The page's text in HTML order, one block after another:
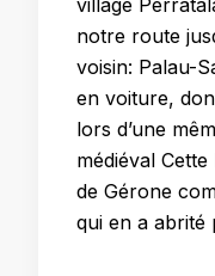
village
notre route
voisin: Palau-
en voiture,
lors d’une
médiéval
de Gérone
qui en a abrité